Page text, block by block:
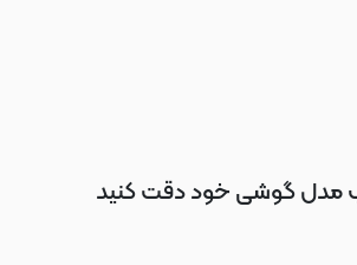
مدل گوشی خود دقت کنید